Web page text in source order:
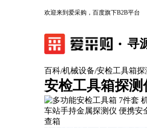
欢迎来到爱采购，百度旗下B2B平台
寻
百科/机械设备/安检工具箱探
安检工具箱探测